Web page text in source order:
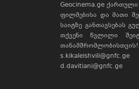
Geocinema.ge
ფილმებისა და მათი
საიტზე განთავსებას
თქვენი წვლილი
თანამშრომლობისთვის!
s.kikaleishvili@gnfc.ge
d.davitiani@gnfc.ge